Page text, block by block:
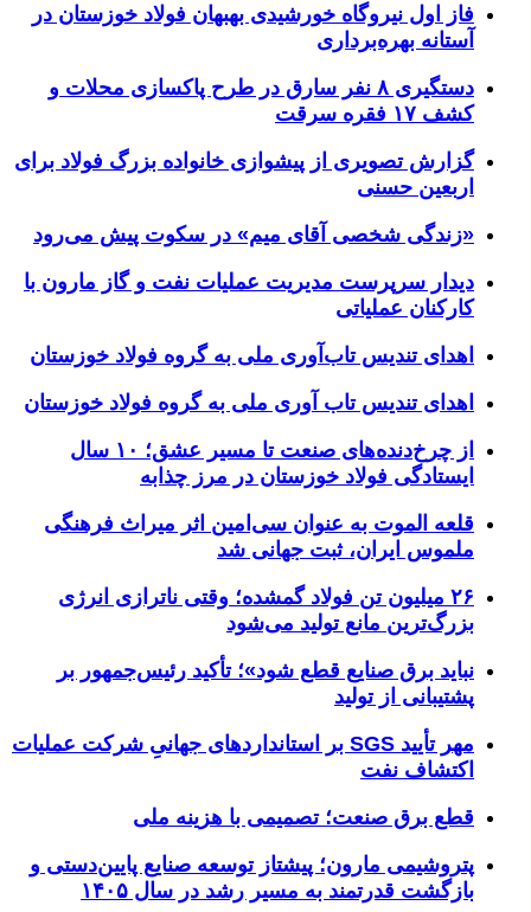
فاز اول نیروگاه خورشیدی بهبهان فولاد خوزستان در
آستانه بهره‌برداری
دستگیری ۸ نفر سارق در طرح پاکسازی محلات و
کشف ۱۷ فقره سرقت
گزارش تصویری از پیشوازی خانواده بزرگ فولاد برای
اربعین حسنی
«زندگی شخصی آقای میم» در سکوت پیش می‌رود
دیدار سرپرست مدیریت عملیات نفت و گاز مارون با
کارکنان عملیاتی
اهدای تندیس تاب‌آوری ملی به گروه فولاد خوزستان
اهدای تندیس تاب آوری ملی به گروه فولاد خوزستان
از چرخ‌دنده‌های صنعت تا مسیر عشق؛ ۱۰ سال
ایستادگی فولاد خوزستان در مرز چذابه
قلعه الموت به عنوان سی‌امین اثر میراث‌ فرهنگی
ملموس ایران، ثبت جهانی شد
۲۶ میلیون تن فولاد گمشده؛ وقتی ناترازی انرژی
بزرگ‌ترین مانع تولید می‌شود
نباید برق صنایع قطع شود»؛ تأکید رئیس‌جمهور بر
پشتیبانی از تولید
مهر تأیید SGS بر استانداردهای جهانیِ شرکت عملیات
اکتشاف نفت
قطع برق صنعت؛ تصمیمی با هزینه ملی
پتروشیمی مارون؛ پیشتاز توسعه صنایع پایین‌دستی و
بازگشت قدرتمند به مسیر رشد در سال ۱۴۰۵